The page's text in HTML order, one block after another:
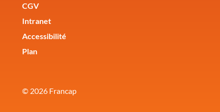
CGV
Intranet
Accessibilité
Plan
© 2026 Francap